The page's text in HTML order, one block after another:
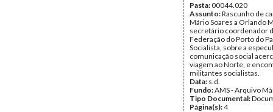
Pasta:00044.020
Assunto:Rascunho de
Mário Soares a Orlando
secretário coordenador
Federação do Porto do
Socialista, sobre a
comunicação social
viagem ao Norte, e
militantes socialistas.
Data: s.d.
Fundo:AMS - Arquivo
Tipo Documental:
Página(s):4